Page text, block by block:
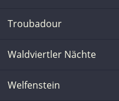
Troubadour
Waldviertler Nächte
Welfenstein